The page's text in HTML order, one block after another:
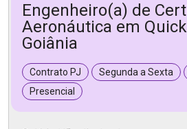
Engenheiro(a) de
Aeronáutica em
Goiânia
Contrato PJ Segunda a Sexta
Presencial